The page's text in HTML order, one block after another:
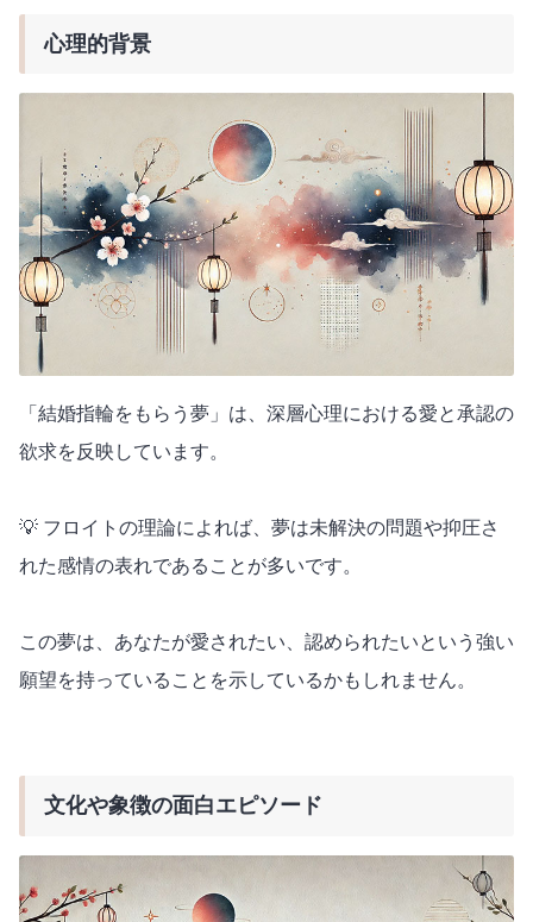
心理的背景
「結婚指輪をもらう夢」は、深層心理における愛と承認の
欲求を反映しています。
💡 フロイトの理論によれば、夢は未解決の問題や抑圧さ
れた感情の表れであることが多いです。
この夢は、あなたが愛されたい、認められたいという強い
願望を持っていることを示しているかもしれません。
文化や象徴の面白エピソード